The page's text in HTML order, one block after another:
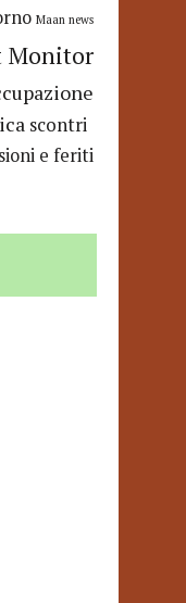
Maan news
Monitor
scontri
e feriti